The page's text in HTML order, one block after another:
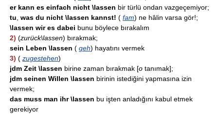
er kann es einfach nicht \lassen bir türlü ondan vazgeçemiyor;
tu, was du nicht \lassen kannst! ( fam) ne hâlin varsa gör!;
\lassen wir es dabei bunu böylece bırakalım
2) (zurück\lassen) bırakmak;
sein Leben \lassen ( geh) hayatını vermek
3) ( zugestehen)
jdm Zeit \lassen birine zaman bırakmak [o tanımak];
jdm seinen Willen \lassen birinin istediğini yapmasına izin
vermek;
das muss man ihr \lassen bu işten anladığını kabul etmek
gerekiyor